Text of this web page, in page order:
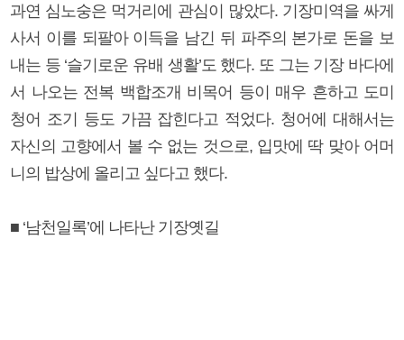
과연 심노숭은 먹거리에 관심이 많았다. 기장미역을 싸게
사서 이를 되팔아 이득을 남긴 뒤 파주의 본가로 돈을 보
내는 등 ‘슬기로운 유배 생활’도 했다. 또 그는 기장 바다에
서 나오는 전복 백합조개 비목어 등이 매우 흔하고 도미
청어 조기 등도 가끔 잡힌다고 적었다. 청어에 대해서는
자신의 고향에서 볼 수 없는 것으로, 입맛에 딱 맞아 어머
니의 밥상에 올리고 싶다고 했다.
■ ‘남천일록’에 나타난 기장옛길